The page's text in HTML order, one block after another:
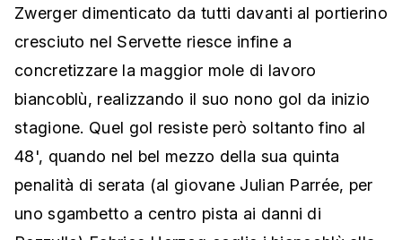
Zwerger dimenticato da tutti davanti al portierino
cresciuto nel Servette riesce infine a
concretizzare la maggior mole di lavoro
biancoblù, realizzando il suo nono gol da inizio
stagione. Quel gol resiste però soltanto fino al
48', quando nel bel mezzo della sua quinta
penalità di serata (al giovane Julian Parrée, per
uno sgambetto a centro pista ai danni di